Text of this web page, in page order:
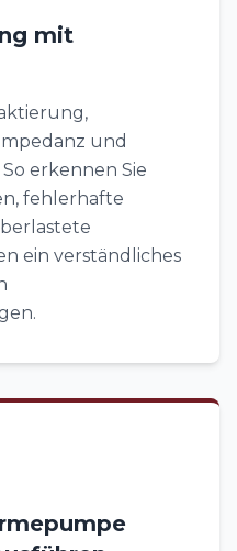
mit
und
erkennen Sie
fehlerhafte
ein verständliches